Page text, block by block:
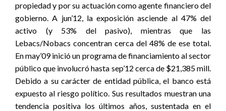
propiedad y por su actuación como agente financiero del
gobierno. A jun’12, la exposición asciende al 47% del
activo (y 53% del pasivo), mientras que las
Lebacs/Nobacs concentran cerca del 48% de ese total.
En may’09 inició un programa de financiamiento al sector
público que involucró hasta sep’12 cerca de $21,385 mill.
Debido a su carácter de entidad pública, el banco está
expuesto al riesgo político. Sus resultados muestran una
tendencia positiva los últimos años, sustentada en el